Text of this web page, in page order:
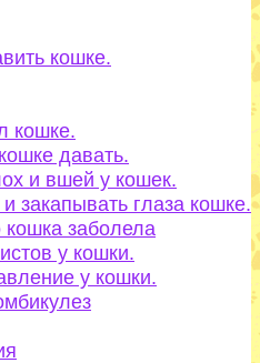
кошке.
кошке.
давать.
и вшей у кошек.
закапывать глаза кошке.
кошка заболела
у кошки.
у кошки.